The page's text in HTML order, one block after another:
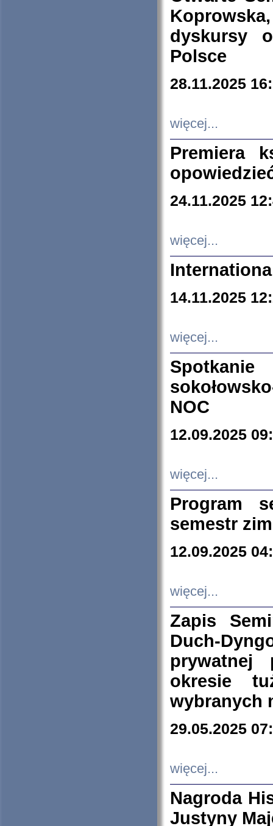
dyskursy
Polsce
28.11.2025
więcej...
Premiera
24.11.2025
więcej...
14.11.2025
więcej...
NOC
12.09.2025
więcej...
Program
semestr
12.09.2025
więcej...
Zapis
Duch-
prywatnej
okresie
wybranych
29.05.2025
więcej...
Nagroda
Justyny